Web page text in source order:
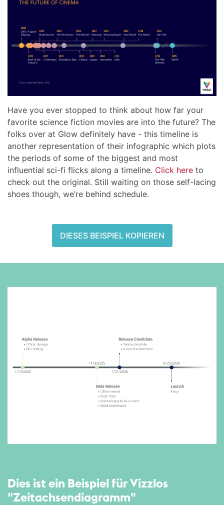
Have you ever stopped to think about how far your
favorite science fiction movies are into the future? The
folks over at Glow definitely have - this timeline is
another representation of their infographic which plots
the periods of some of the biggest and most
influential sci-fi flicks along a timeline. Click here to
check out the original. Still waiting on those self-lacing
shoes though, we’re behind schedule.
DIESES BEISPIEL KOPIEREN
Dies ist ein Beispiel für Vizzlos
"Zeitachsen­diagramm"